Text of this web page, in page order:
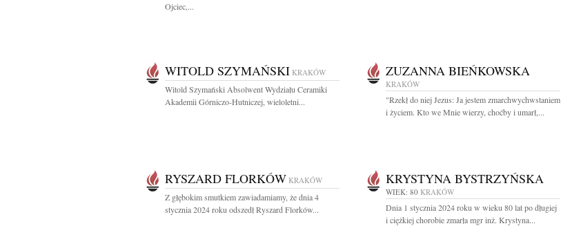
Ojciec,...
WITOLD SZYMAŃSKI KRAKÓW
Witold Szymański Absolwent Wydziału Ceramiki
Akademii Górniczo-Hutniczej, wieloletni...
ZUZANNA BIEŃKOWSKA
KRAKÓW
"Rzekł do niej Jezus: Ja jestem zmarchwychwstaniem
i życiem. Kto we Mnie wierzy, choćby i umarł,...
RYSZARD FLORKÓW KRAKÓW
Z głębokim smutkiem zawiadamiamy, że dnia 4
stycznia 2024 roku odszedł Ryszard Florków...
KRYSTYNA BYSTRZYŃSKA
WIEK: 80 KRAKÓW
Dnia 1 stycznia 2024 roku w wieku 80 lat po długiej
i ciężkiej chorobie zmarła mgr inż. Krystyna...